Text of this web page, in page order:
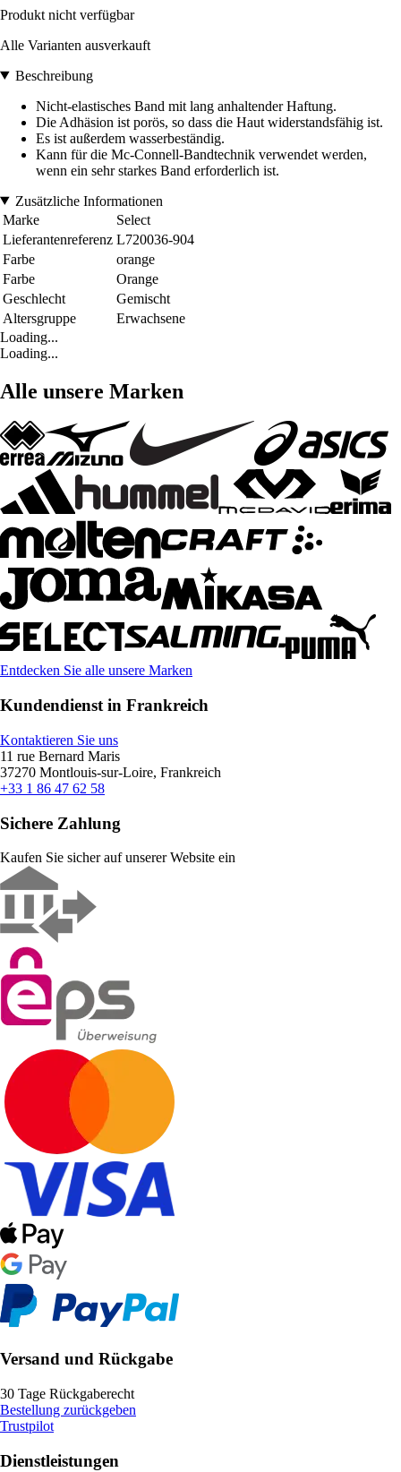
Produkt nicht verfügbar
Alle Varianten ausverkauft
Beschreibung
Nicht-elastisches Band mit lang anhaltender Haftung.
Die Adhäsion ist porös, so dass die Haut widerstandsfähig ist.
Es ist außerdem wasserbeständig.
Kann für die Mc-Connell-Bandtechnik verwendet werden,
wenn ein sehr starkes Band erforderlich ist.
Zusätzliche Informationen
Marke
Select
Lieferantenreferenz L720036-904
Farbe
orange
Farbe
Orange
Geschlecht
Gemischt
Altersgruppe
Erwachsene
Loading...
Loading...
Alle unsere Marken
Entdecken Sie alle unsere Marken
Kundendienst in Frankreich
Kontaktieren Sie uns
11 rue Bernard Maris
37270 Montlouis-sur-Loire, Frankreich
+33 1 86 47 62 58
Sichere Zahlung
Kaufen Sie sicher auf unserer Website ein
Versand und Rückgabe
30 Tage Rückgaberecht
Bestellung zurückgeben
Trustpilot
Dienstleistungen